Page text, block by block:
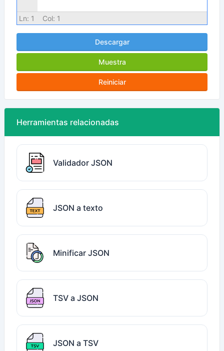
Ln: 1 Col: 1
Descargar
Muestra
Reiniciar
Herramientas relacionadas
Validador JSON
JSON a texto
Minificar JSON
TSV a JSON
JSON a TSV